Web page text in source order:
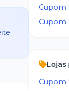
Cupom
Cupom
Lojas
Cupom